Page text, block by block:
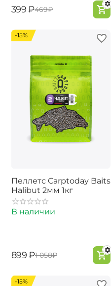
‍399‍ ₽‍469‍₽
-15%
Пеллетс Carptoday Baits
Halibut 2мм 1кг
В наличии
‍899‍ ₽‍1 058‍₽
-15%